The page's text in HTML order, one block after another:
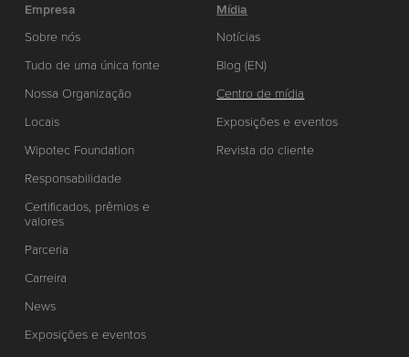
Empresa
Sobre nós
Tudo de uma única fonte
Nossa Organização
Locais
Wipotec Foundation
Responsabilidade
Certificados, prêmios e
valores
Parceria
Carreira
News
Exposições e eventos
Mídia
Notícias
Blog (EN)
Centro de mídia
Exposições e eventos
Revista do cliente